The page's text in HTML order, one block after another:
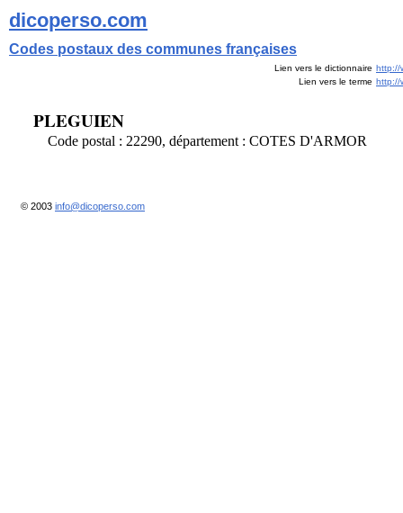
dicoperso.com
Codes postaux des communes françaises
Lien vers le dictionnaire http://
Lien vers le terme http://
PLEGUIEN
Code postal : 22290, département : COTES D'ARMOR
© 2003 info@dicoperso.com